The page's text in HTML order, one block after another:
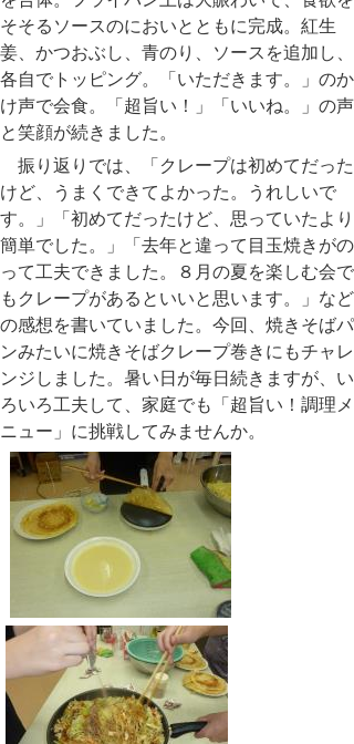
そそるソースのにおいとともに完成。紅生
姜、かつおぶし、青のり、ソースを追加し、
各自でトッピング。「いただきます。」のか
け声で会食。「超旨い！」「いいね。」の声
と笑顔が続きました。
振り返りでは、「クレープは初めてだった
けど、うまくできてよかった。うれしいで
す。」「初めてだったけど、思っていたより
簡単でした。」「去年と違って目玉焼きがの
って工夫できました。８月の夏を楽しむ会で
もクレープがあるといいと思います。」など
の感想を書いていました。今回、焼きそばパ
ンみたいに焼きそばクレープ巻きにもチャレ
ンジしました。暑い日が毎日続きますが、い
ろいろ工夫して、家庭でも「超旨い！調理メ
ニュー」に挑戦してみませんか。